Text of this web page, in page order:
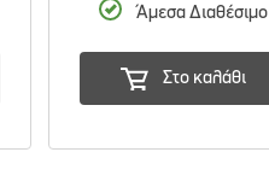
Άμεσα Διαθέσιμο
Στο καλάθι